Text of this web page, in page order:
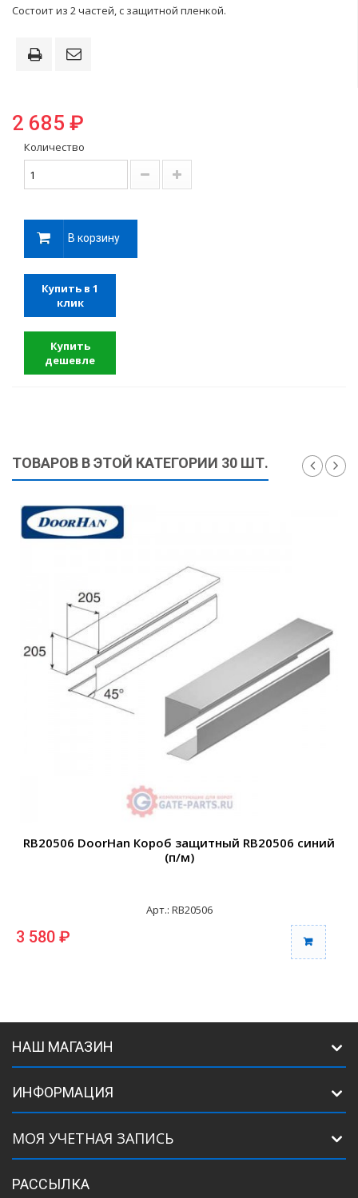
Состоит из 2 частей, с защитной пленкой.
2 685 ₽
Количество
В корзину
Купить в 1
клик
Купить
дешевле
ТОВАРОВ В ЭТОЙ КАТЕГОРИИ 30 ШТ.
RB20506 DoorHan Короб защитный RB20506 синий
(п/м)
Арт.: RB20506
3 580 ₽
НАШ МАГАЗИН
ИНФОРМАЦИЯ
МОЯ УЧЕТНАЯ ЗАПИСЬ
РАССЫЛКА